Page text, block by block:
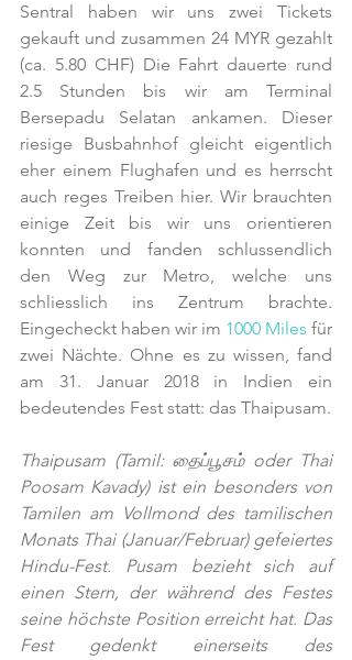
Sentral haben wir uns zwei Tickets
gekauft und zusammen 24 MYR gezahlt
(ca. 5.80 CHF) Die Fahrt dauerte rund
2.5 Stunden bis wir am Terminal
Bersepadu Selatan ankamen. Dieser
riesige Busbahnhof gleicht eigentlich
eher einem Flughafen und es herrscht
auch reges Treiben hier. Wir brauchten
einige Zeit bis wir uns orientieren
konnten und fanden schlussendlich
den Weg zur Metro, welche uns
schliesslich ins Zentrum brachte.
Eingecheckt haben wir im 1000 Miles für
zwei Nächte. Ohne es zu wissen, fand
am 31. Januar 2018 in Indien ein
Thaipusam (Tamil: தைப்பூசம் oder Thai
Poosam Kavady) ist ein besonders von
Tamilen am Vollmond des tamilischen
Monats Thai (Januar/Februar) gefeiertes
Hindu-Fest. Pusam bezieht sich auf
einen Stern, der während des Festes
seine höchste Position erreicht hat. Das
Fest gedenkt einerseits des